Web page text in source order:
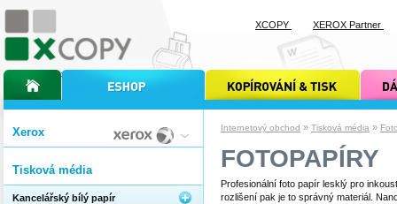
Internetový obchod » Tisková média »
FOTOPAPÍRY
Profesionální foto papír lesklý pro
rozlišení pak je to správný materiál.
Xerox
Tisková média
Kancelářský bílý papír
úvodní stránka xcopyinternetový obchod xcopy kopírování a tisk xcopy dárkové
XCOPY XEROX Partner